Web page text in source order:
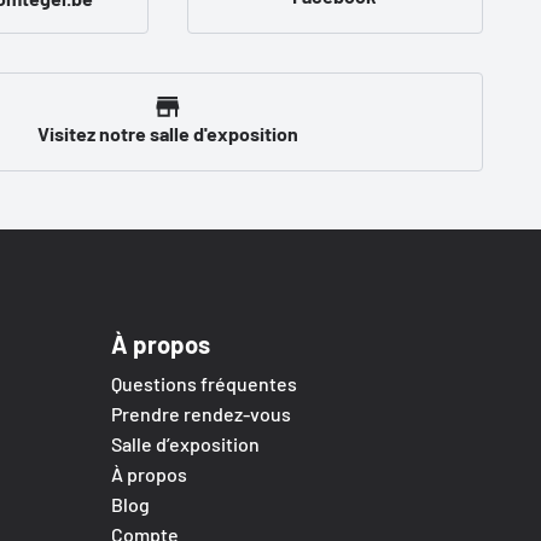
Visitez notre salle d'exposition
À propos
Questions fréquentes
Prendre rendez-vous
Salle d’exposition
À propos
Blog
Compte